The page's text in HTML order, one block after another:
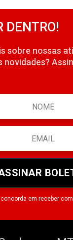
DENTRO!
sobre nossas
novidades?
em receber